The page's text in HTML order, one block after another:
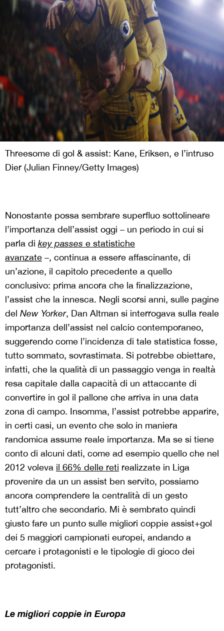
Threesome di gol & assist: Kane, Eriksen, e l’intruso
Dier (Julian Finney/Getty Images)
Nonostante possa sembrare superfluo sottolineare
l’importanza dell’assist oggi – un periodo in cui si
parla di key passes e statistiche
avanzate –, continua a essere affascinante, di
un’azione, il capitolo precedente a quello
conclusivo: prima ancora che la finalizzazione,
l’assist che la innesca. Negli scorsi anni, sulle pagine
del New Yorker, Dan Altman si interrogava sulla reale
importanza dell’assist nel calcio contemporaneo,
suggerendo come l’incidenza di tale statistica fosse,
tutto sommato, sovrastimata. Si potrebbe obiettare,
infatti, che la qualità di un passaggio venga in realtà
resa capitale dalla capacità di un attaccante di
convertire in gol il pallone che arriva in una data
zona di campo. Insomma, l’assist potrebbe apparire,
in certi casi, un evento che solo in maniera
randomica assume reale importanza. Ma se si tiene
conto di alcuni dati, come ad esempio quello che nel
2012 voleva il 66% delle reti realizzate in Liga
provenire da un un assist ben servito, possiamo
ancora comprendere la centralità di un gesto
tutt’altro che secondario. Mi è sembrato quindi
giusto fare un punto sulle migliori coppie assist+gol
dei 5 maggiori campionati europei, andando a
cercare i protagonisti e le tipologie di gioco dei
protagonisti.
Le migliori coppie in Europa